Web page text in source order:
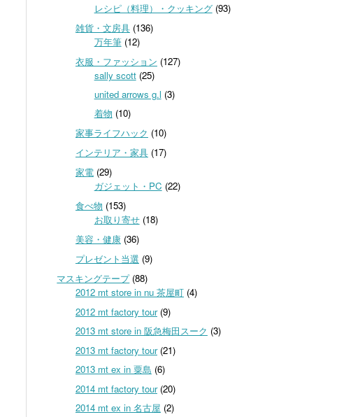
レシピ（料理）・クッキング(93)
雑貨・文房具(136)
万年筆(12)
衣服・ファッション (127)
sally scott(25)
united arrows g.l (3)
着物 (10)
家事ライフハック (10)
インテリア・家具(17)
家電(29)
ガジェット・PC (22)
食べ物 (153)
お取り寄せ(18)
美容・健康(36)
プレゼント当選 (9)
マスキングテープ(88)
2012 mt store in nu 茶屋町(4)
2012 mt factory tour(9)
2013 mt store in 阪急梅田スーク (3)
2013 mt factory tour(21)
2013 mt ex in 粟島 (6)
2014 mt factory tour(20)
2014 mt ex in 名古屋 (2)